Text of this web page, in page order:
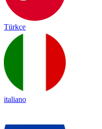
Türkçe
italiano